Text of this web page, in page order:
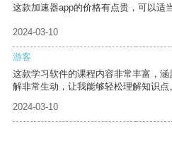
这款加速器app的价格有点贵，可以适
2024-03-10
游客
这款学习软件的课程内容非常丰富，
解非常生动，让我能够轻松理解知识点
2024-03-10